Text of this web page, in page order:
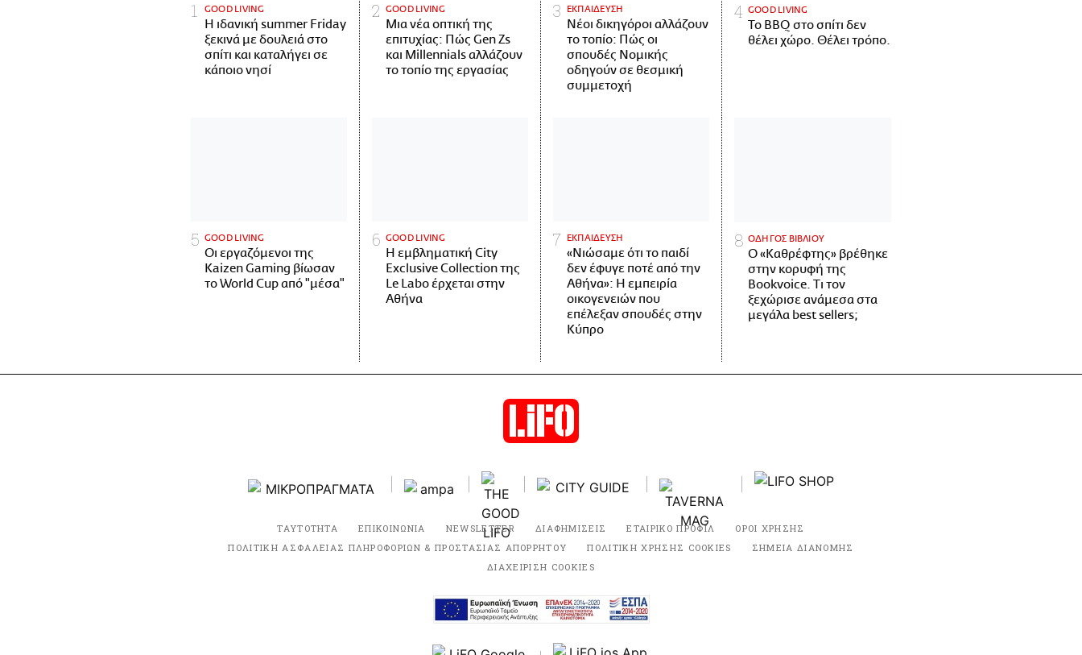
GOOD LIVING
Η ιδανική summer Friday
ξεκινά με δουλειά στο
σπίτι και καταλήγει σε
κάποιο νησί
GOOD LIVING
Μια νέα οπτική της
επιτυχίας: Πώς Gen Zs
και Millennials αλλάζουν
το τοπίο της εργασίας
ΕΚΠΑΙΔΕΥΣΗ
Νέοι δικηγόροι αλλάζουν
το τοπίο: Πώς οι
σπουδές Νομικής
οδηγούν σε θεσμική
συμμετοχή
GOOD LIVING
Το BBQ στο σπίτι δεν
θέλει χώρο. Θέλει τρόπο.
GOOD LIVING
Οι εργαζόμενοι της
Kaizen Gaming βίωσαν
το World Cup από "μέσα"
GOOD LIVING
Η εμβληματική City
Exclusive Collection της
Le Labo έρχεται στην
Αθήνα
ΕΚΠΑΙΔΕΥΣΗ
«Νιώσαμε ότι το παιδί
δεν έφυγε ποτέ από την
Αθήνα»: Η εμπειρία
οικογενειών που
επέλεξαν σπουδές στην
Κύπρο
ΟΔΗΓΟΣ ΒΙΒΛΙΟΥ
Ο «Καθρέφτης» βρέθηκε
στην κορυφή της
Bookvoice. Τι τον
ξεχώρισε ανάμεσα στα
μεγάλα best sellers;
ΤΑΥΤΟΤΗΤΑ ΕΠΙΚΟΙΝΩΝΙΑ NEWSLETTER ΔΙΑΦΗΜΙΣΕΙΣ ΕΤΑΙΡΙΚΟ ΠΡΟΦΙΛ
ΟΡΟΙ ΧΡΗΣΗΣ
ΠΟΛΙΤΙΚΗ ΑΣΦΑΛΕΙΑΣ ΠΛΗΡΟΦΟΡΙΩΝ & ΠΡΟΣΤΑΣΙΑΣ ΑΠΟΡΡΗΤΟΥ
ΠΟΛΙΤΙΚΗ ΧΡΗΣΗΣ COOKIES
ΣΗΜΕΙΑ ΔΙΑΝΟΜΗΣ
ΔΙΑΧΕΙΡΙΣΗ COOKIES